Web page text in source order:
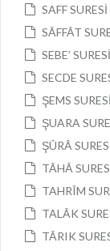
SAFF SURESİ
SÂFFÂT
SEBE’ SURESİ
SECDE
ŞEMS SURESİ
ŞUARA
ŞÛRÂ
TÂHÂ
TAHRÎM
TALÂK
TÂRIK